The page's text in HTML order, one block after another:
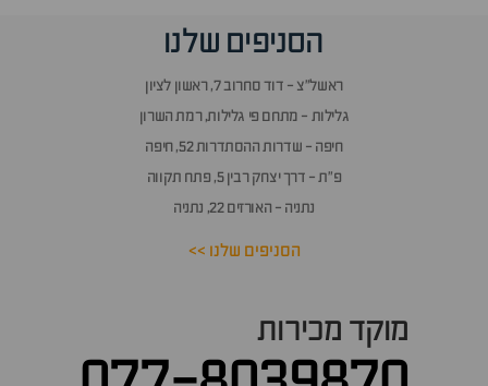
הסניפים שלנו
ראשל״צ - דוד סחרוב 7, ראשון לציון
גלילות - מתחם פי גלילות, רמת השרון
חיפה - שדרות ההסתדרות 52, חיפה
פ״ת - דרך יצחק רבין 5, פתח תקווה
נתניה - האורזים 22, נתניה
הסניפים שלנו >>
מוקד מכירות